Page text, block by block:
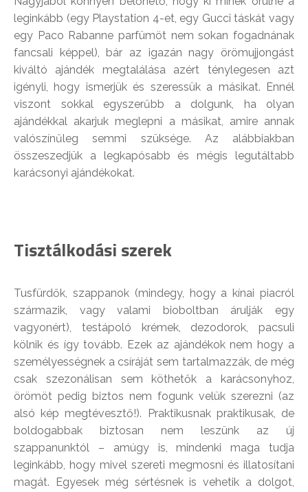
leginkább (egy Playstation 4-et, egy Gucci táskát vagy
egy Paco Rabanne parfümöt nem sokan fogadnának
fancsali képpel), bár az igazán nagy örömujjongást
kiváltó ajándék megtalálása azért ténylegesen azt
igényli, hogy ismerjük és szeressük a másikat. Ennél
viszont sokkal egyszerűbb a dolgunk, ha olyan
ajándékkal akarjuk meglepni a másikat, amire annak
valószínűleg semmi szüksége. Az alábbiakban
összeszedjük a legkapósabb és mégis legutáltabb
karácsonyi ajándékokat.
Tisztálkodási szerek
Tusfürdők, szappanok (mindegy, hogy a kínai piacról
származik, vagy valami bioboltban árulják egy
vagyonért), testápoló krémek, dezodorok, pacsuli
kölnik és így tovább. Ezek az ajándékok nem hogy a
személyességnek a csíráját sem tartalmazzák, de még
csak szezonálisan sem köthetők a karácsonyhoz,
örömöt pedig biztos nem fogunk velük szerezni (az
alsó kép megtévesztő!). Praktikusnak praktikusak, de
boldogabbak biztosan nem leszünk az új
szappanunktól – amúgy is, mindenki maga tudja
leginkább, hogy mivel szereti megmosni és illatosítani
magát. Egyesek még sértésnek is vehetik a dolgot,